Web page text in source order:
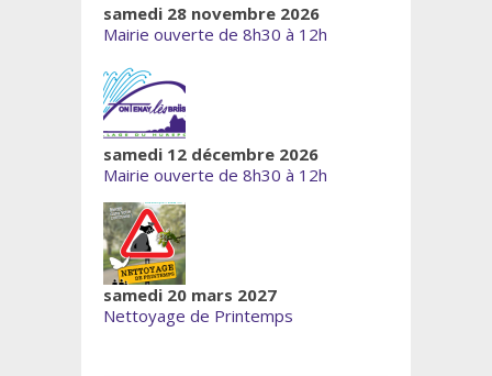
samedi 28 novembre 2026
Mairie ouverte de 8h30 à 12h
samedi 12 décembre 2026
Mairie ouverte de 8h30 à 12h
samedi 20 mars 2027
Nettoyage de Printemps